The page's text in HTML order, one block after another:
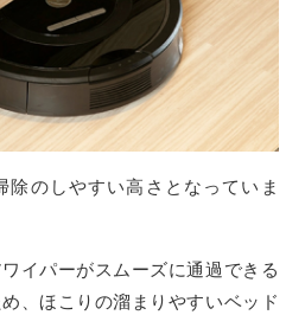
除のしやすい高さとなっていま
イパーがスムーズに通過できる
、ほこりの溜まりやすいベッド